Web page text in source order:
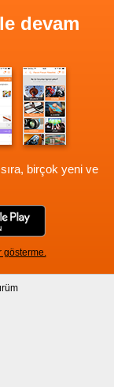
devam
birçok yeni ve